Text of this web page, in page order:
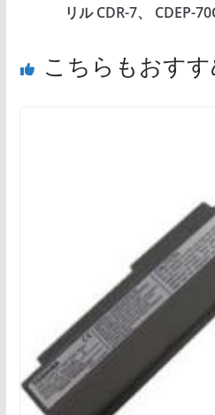
リル CDR-7、 CDEP-
こちらもおす